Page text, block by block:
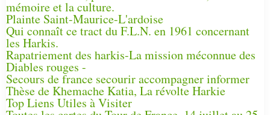
mémoire et la culture.
Plainte Saint-Maurice-L'ardoise
Qui connaît ce tract du F.L.N. en 1961 concernant
les Harkis.
Rapatriement des harkis-La mission méconnue des
Diables rouges -
Secours de france secourir accompagner informer
Thèse de Khemache Katia, La révolte Harkie
Top Liens Utiles à Visiter